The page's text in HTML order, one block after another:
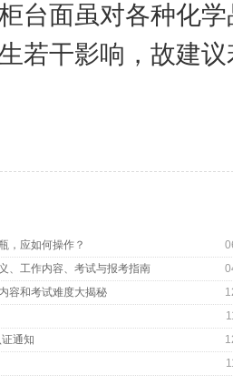
面虽对各种化学
若干影响，故建
，应如何操作？
、工作内容、考试与报考指南
容和考试难度大揭秘
通知